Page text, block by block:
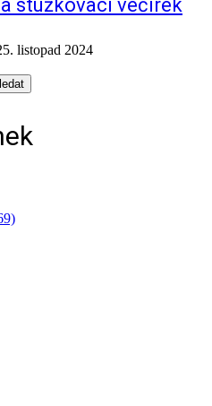
stužkovací večírek
listopad 2024